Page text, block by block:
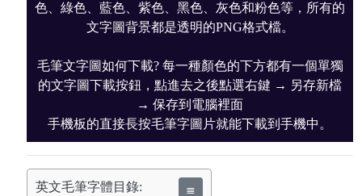
色、綠色、藍色、紫色、黑色、灰色和粉色等，所有的
文字圖背景都是透明的PNG格式檔。
毛筆文字圖如何下載? 每一種顏色的下方都有一個單獨
的文字圖下載按鈕，點進去之後點選右鍵 → 另存新檔
→ 保存到電腦裡面
手機板的直接長按毛筆字圖片就能下載到手機中。
英文毛筆字體目錄: ≣